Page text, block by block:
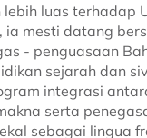
luas terhadap
ia mesti datang
- penguasaan
sejarah dan
integrasi
serta
sebagai lingua